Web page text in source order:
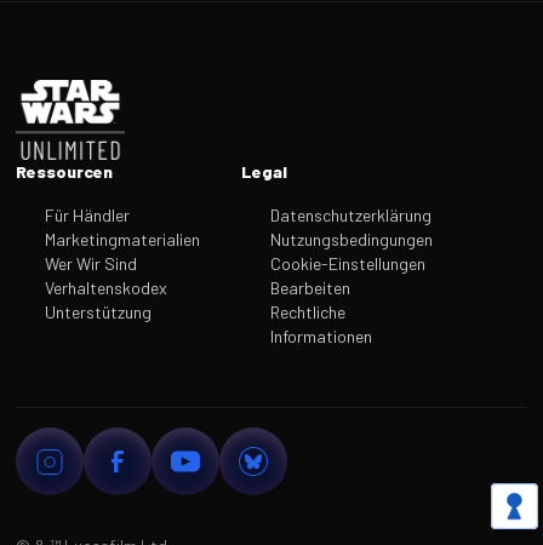
Ressourcen
Für Händler
Marketingmaterialien
Wer Wir Sind
Verhaltenskodex
Unterstützung
Legal
Datenschutzerklärung
Nutzungsbedingungen
Cookie-Einstellungen
Bearbeiten
Rechtliche
Informationen